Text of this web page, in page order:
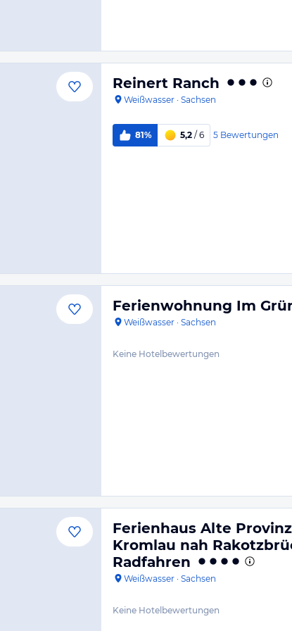
Reinert Ranch
Weißwasser · Sachsen
81% 5,2 / 6 5 Bewertungen
Ferienwohnung Im
Weißwasser · Sachsen
Keine Hotelbewertungen
Ferienhaus Alte
Kromlau nah
Radfahren
Weißwasser · Sachsen
Keine Hotelbewertungen